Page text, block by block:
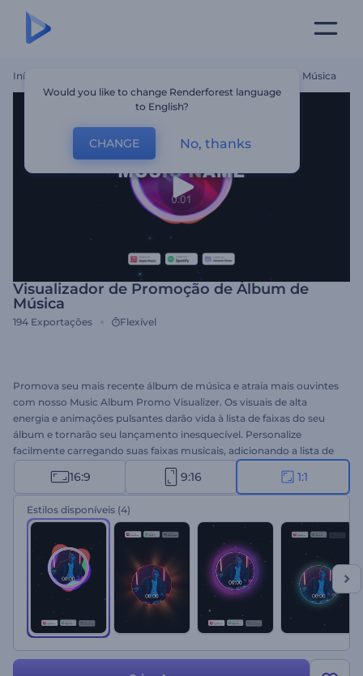
Início Visualizador De Promoção De Álbum De Música
Visualizador de Promoção de Álbum de
Música
194 Exportações Flexível
Promova seu mais recente álbum de música e atraia mais ouvintes
com nosso Music Album Promo Visualizer. Os visuais de alta
energia e animações pulsantes darão vida à lista de faixas do seu
álbum e tornarão seu lançamento inesquecível. Personalize
facilmente carregando suas faixas musicais, adicionando a lista de
álbuns e faixas, e escolhendo o estilo que se adapta à vibração da
sua música. Perfeito para promoções de álbuns, lançamentos de
singles, vídeos de canais de música, ou qualquer outro projeto
musical. Crie agora!
16:9 9:16 1:1
Estilos disponíveis (4)
Would you like to change Renderforest language
to English?
CHANGE No, thanks